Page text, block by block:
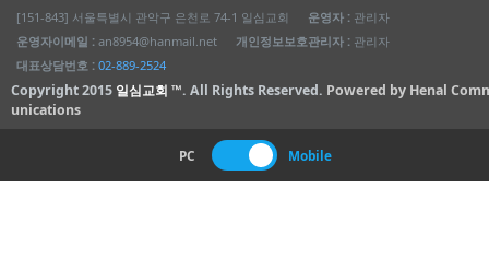
[151-843] 서울특별시 관악구 은천로 74-1 일심교회 운영자 : 관리자
운영자이메일 : an8954@hanmail.net 개인정보보호관리자 : 관리자
대표상담번호 : 02-889-2524
Copyright 2015 일심교회 ™. All Rights Reserved. Powered by Henal
unications
PC Mobile